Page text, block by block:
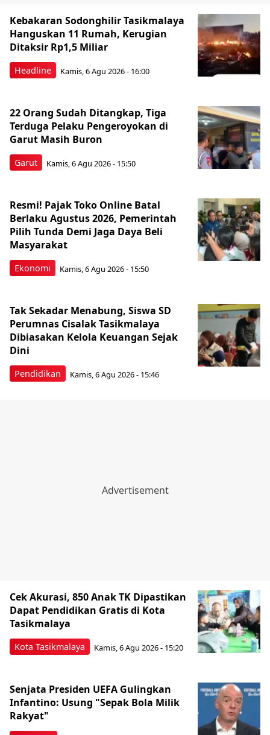
Headline
Kebakaran Sodonghilir Tasikmalaya
Hanguskan 11 Rumah, Kerugian
Ditaksir Rp1,5 Miliar
Kamis, 6 Agu 2026 - 16:00
Garut
22 Orang Sudah Ditangkap, Tiga
Terduga Pelaku Pengeroyokan di
Garut Masih Buron
Kamis, 6 Agu 2026 - 15:50
Ekonomi
Resmi! Pajak Toko Online Batal
Berlaku Agustus 2026, Pemerintah
Pilih Tunda Demi Jaga Daya Beli
Masyarakat
Kamis, 6 Agu 2026 - 15:50
Pendidikan
Tak Sekadar Menabung, Siswa SD
Perumnas Cisalak Tasikmalaya
Dibiasakan Kelola Keuangan Sejak
Dini
Kamis, 6 Agu 2026 - 15:46
Kota Tasikmalaya
Cek Akurasi, 850 Anak TK Dipastikan
Dapat Pendidikan Gratis di Kota
Tasikmalaya
Kamis, 6 Agu 2026 - 15:20
Senjata Presiden UEFA Gulingkan
Infantino: Usung "Sepak Bola Milik
Rakyat"